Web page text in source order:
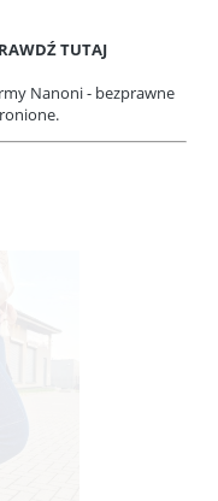
TUTAJ
Nanoni - bezprawne